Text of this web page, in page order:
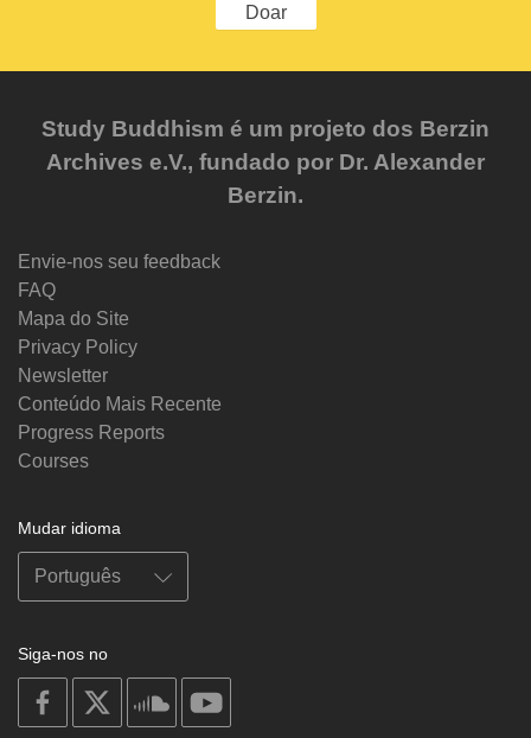
Doar
Study Buddhism é um projeto dos Berzin
Archives e.V., fundado por Dr. Alexander
Berzin.
Envie-nos seu feedback
FAQ
Mapa do Site
Privacy Policy
Newsletter
Conteúdo Mais Recente
Progress Reports
Courses
Mudar idioma
Siga-nos no
on
facebook
soundcloud